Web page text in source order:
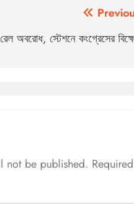
অবরোধ, স্টেশনে কংগ্রেসের
not be published.